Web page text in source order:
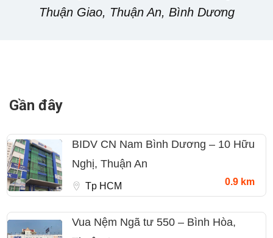
Thuận Giao, Thuận An, Bình Dương
Gần đây
BIDV CN Nam Bình Dương – 10 Hữu
Nghị, Thuận An
Tp HCM 0.9 km
Vua Nệm Ngã tư 550 – Bình Hòa,